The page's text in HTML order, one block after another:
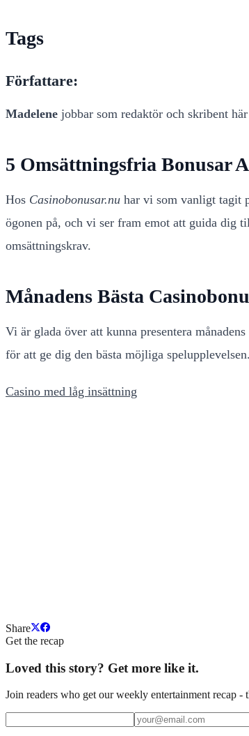
Tags
Författare:
Madelene jobbar som redaktör och skribent här
5 Omsättningsfria Bonusar
Hos Casinobonusar.nu har vi som vanligt tagit
ögonen på, och vi ser fram emot att guida dig
omsättningskrav.
Månadens Bästa
Vi är glada över att kunna presentera
för att ge dig den bästa möjliga
Casino med låg insättning
Share
Get the recap
Loved this story? Get more like it.
Join readers who get our weekly entertainment recap